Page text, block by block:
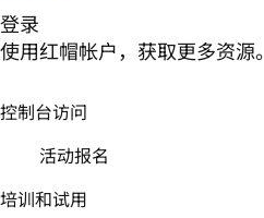
登录
使用红帽帐户，获取更多资源。
控制台访问
活动报名
培训和试用